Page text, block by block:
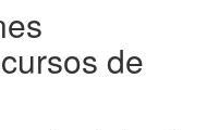
de